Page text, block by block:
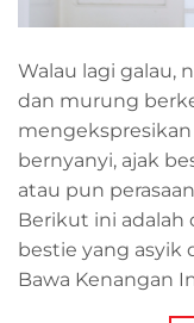
Walau lagi galau,
dan murung
mengekspresikan
bernyanyi, ajak
atau pun
Berikut ini adalah
bestie yang asyik
Bawa Kenangan